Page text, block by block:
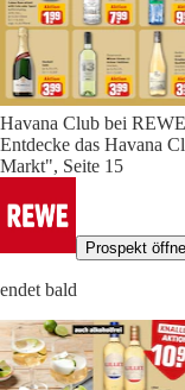
Havana Club bei
Entdecke das Havana
Markt", Seite 15
Prospekt
endet bald